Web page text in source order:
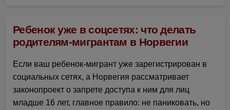
Ребенок уже в соцсетях: что делать
родителям-мигрантам в Норвегии
Если ваш ребенок-мигрант уже зарегистрирован в
социальных сетях, а Норвегия рассматривает
законопроект о запрете доступа к ним для лиц
младше 16 лет, главное правило: не паниковать, но